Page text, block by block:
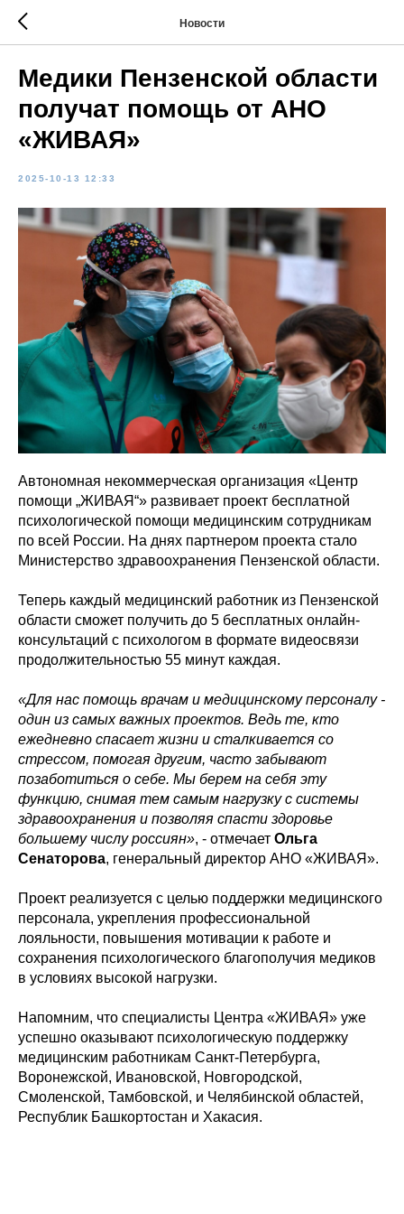
Новости
Медики Пензенской области
получат помощь от АНО
«ЖИВАЯ»
2025-10-13 12:33
Автономная некоммерческая организация «Центр
помощи „ЖИВАЯ“» развивает проект бесплатной
психологической помощи медицинским сотрудникам
по всей России. На днях партнером проекта стало
Министерство здравоохранения Пензенской области.
Теперь каждый медицинский работник из Пензенской
области сможет получить до 5 бесплатных онлайн-
консультаций с психологом в формате видеосвязи
продолжительностью 55 минут каждая.
«Для нас помощь врачам и медицинскому персоналу -
один из самых важных проектов. Ведь те, кто
ежедневно спасает жизни и сталкивается со
стрессом, помогая другим, часто забывают
позаботиться о себе. Мы берем на себя эту
функцию, снимая тем самым нагрузку с системы
здравоохранения и позволяя спасти здоровье
большему числу россиян», - отмечает Ольга
Сенаторова, генеральный директор АНО «ЖИВАЯ».
Проект реализуется с целью поддержки медицинского
персонала, укрепления профессиональной
лояльности, повышения мотивации к работе и
сохранения психологического благополучия медиков
в условиях высокой нагрузки.
Напомним, что специалисты Центра «ЖИВАЯ» уже
успешно оказывают психологическую поддержку
медицинским работникам Санкт-Петербурга,
Воронежской, Ивановской, Новгородской,
Смоленской, Тамбовской, и Челябинской областей,
Республик Башкортостан и Хакасия.